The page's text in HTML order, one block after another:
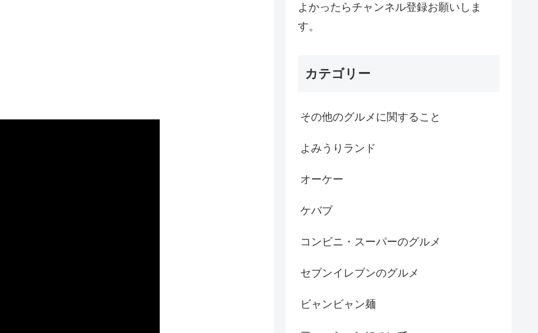
よかったらチャンネル登録お願いしま
す。
カテゴリー
その他のグルメに関すること
よみうりランド
オーケー
ケバブ
コンビニ・スーパーのグルメ
セブンイレブンのグルメ
ビャンビャン麺